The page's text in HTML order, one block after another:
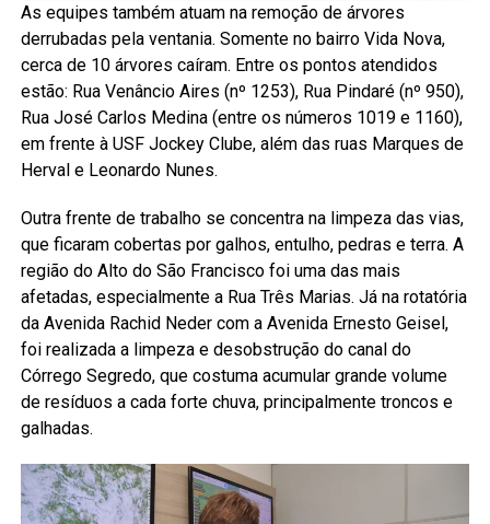
As equipes também atuam na remoção de árvores
derrubadas pela ventania. Somente no bairro Vida Nova,
cerca de 10 árvores caíram. Entre os pontos atendidos
estão: Rua Venâncio Aires (nº 1253), Rua Pindaré (nº 950),
Rua José Carlos Medina (entre os números 1019 e 1160),
em frente à USF Jockey Clube, além das ruas Marques de
Herval e Leonardo Nunes.
Outra frente de trabalho se concentra na limpeza das vias,
que ficaram cobertas por galhos, entulho, pedras e terra. A
região do Alto do São Francisco foi uma das mais
afetadas, especialmente a Rua Três Marias. Já na rotatória
da Avenida Rachid Neder com a Avenida Ernesto Geisel,
foi realizada a limpeza e desobstrução do canal do
Córrego Segredo, que costuma acumular grande volume
de resíduos a cada forte chuva, principalmente troncos e
galhadas.